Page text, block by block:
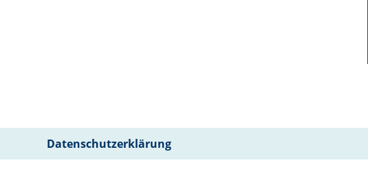
Datenschutzerklärung